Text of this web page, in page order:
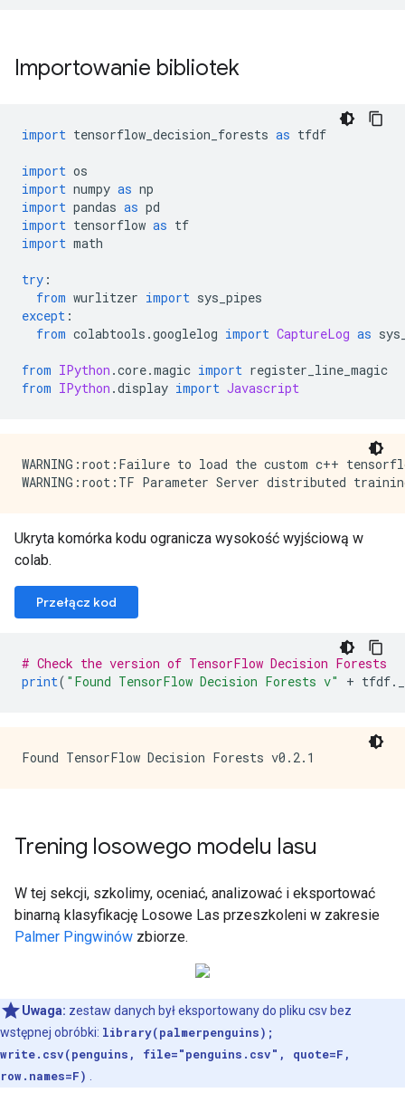
Importowanie bibliotek
import tensorflow_decision_forests as tfdf
import os
import numpy as np
import pandas as pd
import tensorflow as tf
import math
try :
from wurlitzer import sys_pipes
except :
from colabtools .googlelog import CaptureLog as
from IPython .core.magic import register_line_magic
from IPython .display import Javascript
WARNING:root:Failure to load the custom c++
Ukryta komórka kodu ogranicza wysokość wyjściową w
colab.
Przełącz kod
# Check the version of TensorFlow Decision Forests
print( "Found TensorFlow Decision Forests v" + tfdf.
Trening losowego modelu lasu
W tej sekcji, szkolimy, oceniać, analizować i eksportować
binarną klasyfikację Losowe Las przeszkoleni w zakresie
Palmer Pingwinów zbiorze.
Uwaga: zestaw danych był eksportowany do pliku csv bez
wstępnej obróbki: library(palmerpenguins);
write.csv(penguins, file="penguins.csv", quote=F,
row.names=F)